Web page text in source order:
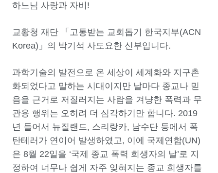
하느님 사랑과 자비!
교황청 재단 「고통받는 교회돕기 한국지부(ACN
Korea)」의 박기석 사도요한 신부입니다.
과학기술의 발전으로 온 세상이 세계화와 지구촌
화되었다고 말하는 시대이지만 날마다 종교나 믿
음을 근거로 저질러지는 사람을 겨냥한 폭력과 무
관용 행위는 오히려 더 심각하기만 합니다. 2019
년 들어서 뉴질랜드, 스리랑카, 남수단 등에서 폭
탄테러가 연이어 발생하였고, 이에 국제연합(UN)
은 8월 22일을 ‘국제 종교 폭력 희생자의 날’로 지
정하여 너무나 쉽게 자주 잊혀지는 종교 희생자를